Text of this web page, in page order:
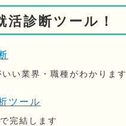
診断ツール！
い業界・職種がわかります
ツール
完結します